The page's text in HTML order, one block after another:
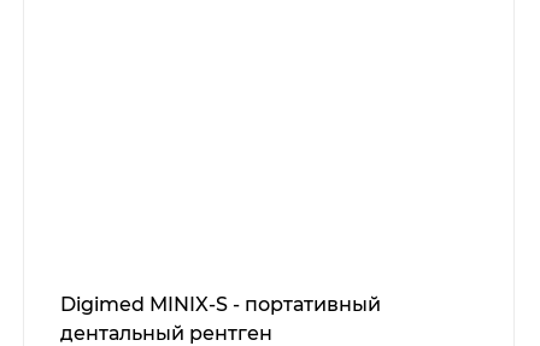
Digimed MINIX-S - портативный
дентальный рентген